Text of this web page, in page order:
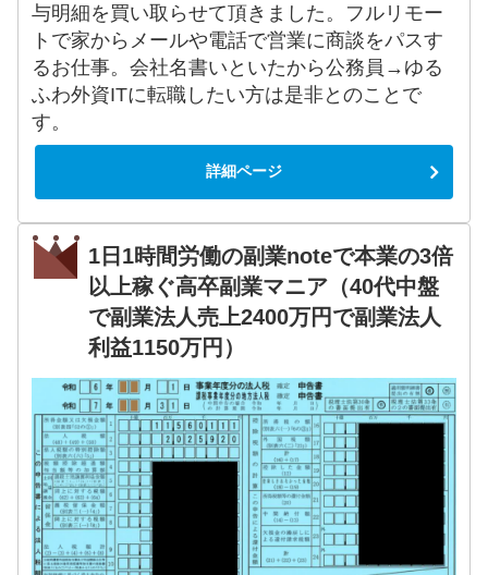
与明細を買い取らせて頂きました。フルリモー
トで家からメールや電話で営業に商談をパスす
るお仕事。会社名書いといたから公務員→ゆる
ふわ外資ITに転職したい方は是非とのことで
す。
詳細ページ
1日1時間労働の副業noteで本業の3倍
以上稼ぐ高卒副業マニア（40代中盤
で副業法人売上2400万円で副業法人
利益1150万円）